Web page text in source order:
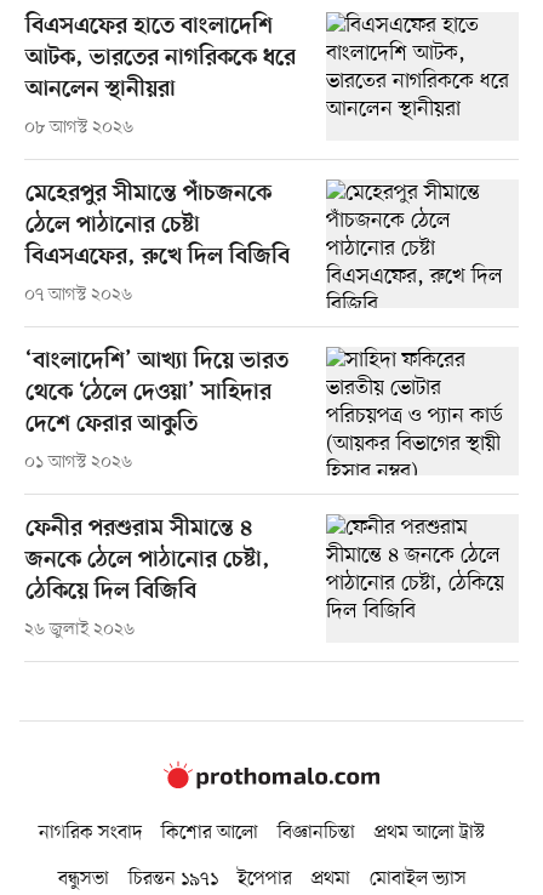
বিএসএফের হাতে বাংলাদেশি
আটক, ভারতের নাগরিককে ধরে
আনলেন স্থানীয়রা
০৮ আগস্ট ২০২৬
মেহেরপুর সীমান্তে পাঁচজনকে
ঠেলে পাঠানোর চেষ্টা
বিএসএফের, রুখে দিল বিজিবি
০৭ আগস্ট ২০২৬
‘বাংলাদেশি’ আখ্যা দিয়ে ভারত
থেকে ‘ঠেলে দেওয়া’ সাহিদার
দেশে ফেরার আকুতি
০১ আগস্ট ২০২৬
ফেনীর পরশুরাম সীমান্তে ৪
জনকে ঠেলে পাঠানোর চেষ্টা,
ঠেকিয়ে দিল বিজিবি
২৬ জুলাই ২০২৬
নাগরিক সংবাদ কিশোর আলো বিজ্ঞানচিন্তা
প্রথম আলো ট্রাস্ট
বন্ধুসভা
চিরন্তন ১৯৭১ ইপেপার প্রথমা মোবাইল ভ্যাস